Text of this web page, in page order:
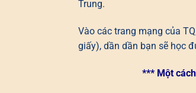
Trung.
Vào các trang mạng của
giấy), dần dần bạn sẽ học
*** Một